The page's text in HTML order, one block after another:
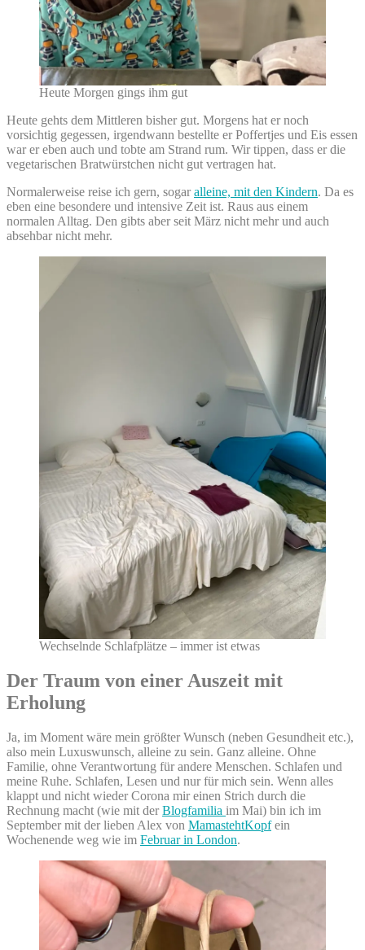
Heute Morgen gings ihm gut
Heute gehts dem Mittleren bisher gut. Morgens hat er noch
vorsichtig gegessen, irgendwann bestellte er Poffertjes und Eis essen
war er eben auch und tobte am Strand rum. Wir tippen, dass er die
vegetarischen Bratwürstchen nicht gut vertragen hat.
Normalerweise reise ich gern, sogaralleine, mit den Kindern. Da es
eben eine besondere und intensive Zeit ist. Raus aus einem
normalen Alltag. Den gibts aber seit März nicht mehr und auch
absehbar nicht mehr.
Wechselnde Schlafplätze – immer ist etwas
Der Traum von einer Auszeit mit
Erholung
Ja, im Moment wäre mein größter Wunsch (neben Gesundheit etc.),
also mein Luxuswunsch, alleine zu sein. Ganz alleine. Ohne
Familie, ohne Verantwortung für andere Menschen. Schlafen und
meine Ruhe. Schlafen, Lesen und nur für mich sein. Wenn alles
klappt und nicht wieder Corona mir einen Strich durch die
Rechnung macht (wie mit derBlogfamilia im Mai) bin ich im
September mit der lieben Alex von MamastehtKopfein
Wochenende weg wie im Februar in London.